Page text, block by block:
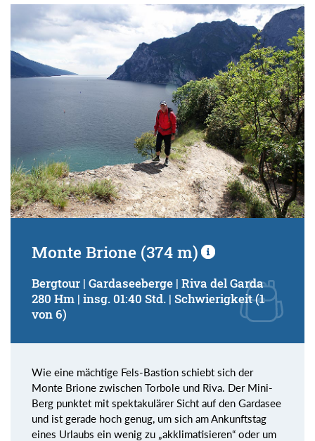
Schwierigkeitsgrad:
von
bis
Kondition (Tourdauer):
bis
Suchbegriff:
Monte Brione (374 m)
Bergtour | Gardaseeberge | Riva del Garda
280 Hm | insg. 01:40 Std. | Schwierigkeit (1
von 6)
Wie eine mächtige Fels-Bastion schiebt sich der
Monte Brione zwischen Torbole und Riva. Der Mini-
Berg punktet mit spektakulärer Sicht auf den Gardasee
und ist gerade hoch genug, um sich am Ankunftstag
eines Urlaubs ein wenig zu „akklimatisieren“ oder um